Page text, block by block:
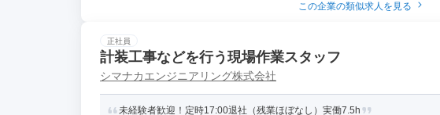
この企業の類似求人を見る
正社員
計装工事などを行う現場作業スタッフ
シマナカエンジニアリング株式会社
未経験者歓迎！定時17:00退社（残業ほぼなし）実働7.5h